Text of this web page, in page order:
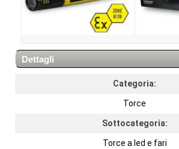
Dettagli
Categoria:
Torce
Sottocategoria:
Torce a led e fari